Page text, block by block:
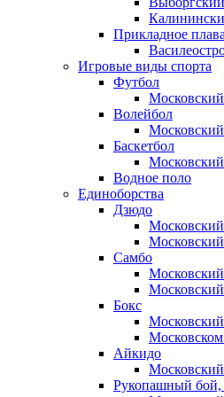
Прикладное
Игровые виды спорта
Футбол
Волейбол
Баскетбол
Водное поло
Единоборства
Дзюдо
Самбо
Бокс
Айкидо
Рукопашный бой,